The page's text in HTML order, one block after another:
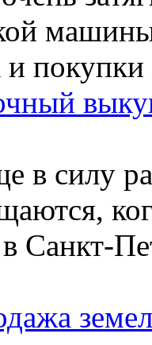
в силу
Санкт-